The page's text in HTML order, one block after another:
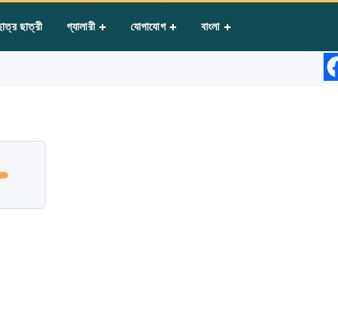
ছাত্রী গ্যালারী যোগাযোগ বাংলা